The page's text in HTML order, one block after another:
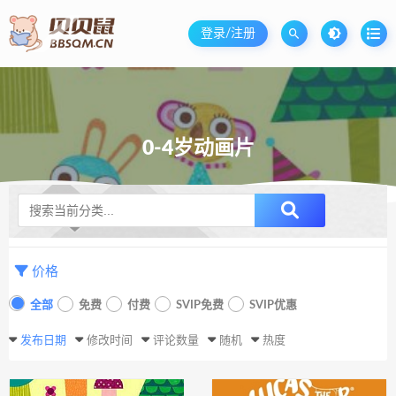
登录/注册
0-4岁动画片
升级SVIP无限免费下载
价格
全部 免费 付费 SVIP免费 SVIP优惠
发布日期 修改时间 评论数量 随机 热度